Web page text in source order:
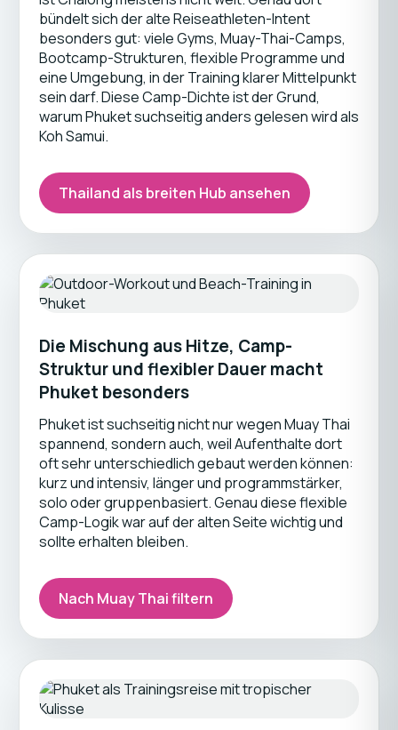
bündelt sich der alte Reiseathleten-Intent
besonders gut: viele Gyms, Muay-Thai-Camps,
Bootcamp-Strukturen, flexible Programme und
eine Umgebung, in der Training klarer Mittelpunkt
sein darf. Diese Camp-Dichte ist der Grund,
warum Phuket suchseitig anders gelesen wird als
Koh Samui.
Thailand als breiten Hub ansehen
Die Mischung aus Hitze, Camp-
Struktur und flexibler Dauer macht
Phuket besonders
Phuket ist suchseitig nicht nur wegen Muay Thai
spannend, sondern auch, weil Aufenthalte dort
oft sehr unterschiedlich gebaut werden können:
kurz und intensiv, länger und programmstärker,
solo oder gruppenbasiert. Genau diese flexible
Camp-Logik war auf der alten Seite wichtig und
sollte erhalten bleiben.
Nach Muay Thai filtern